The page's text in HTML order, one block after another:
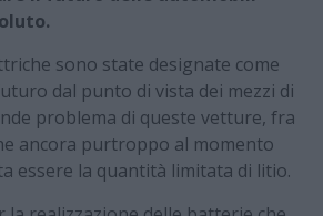
sono state designate come
dal punto di vista dei mezzi di
problema di queste vetture, fra
ancora purtroppo al momento
essere la quantità limitata di litio.